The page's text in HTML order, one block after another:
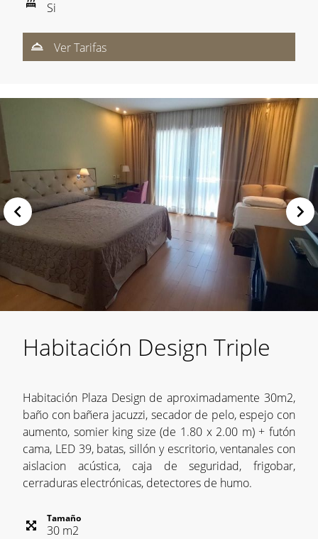
Si
Ver Tarifas
Habitación Design Triple
Habitación Plaza Design de aproximadamente 30m2,
baño con bañera jacuzzi, secador de pelo, espejo con
aumento, somier king size (de 1.80 x 2.00 m) + futón
cama, LED 39, batas, sillón y escritorio, ventanales con
aislacion acústica, caja de seguridad, frigobar,
cerraduras electrónicas, detectores de humo.
Tamaño
30 m2